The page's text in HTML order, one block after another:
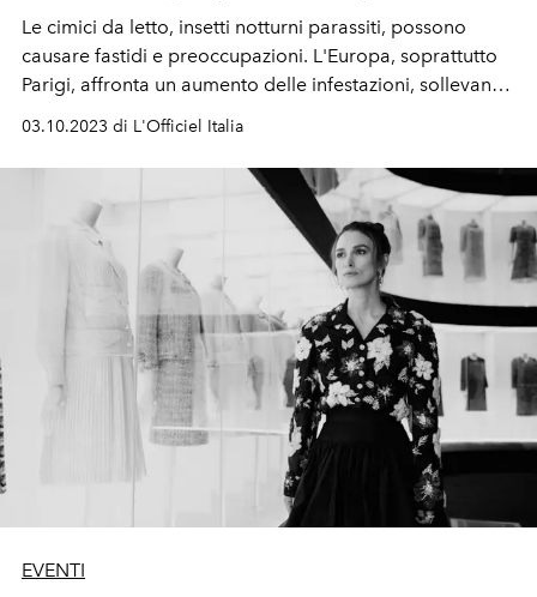
Le cimici da letto, insetti notturni parassiti, possono
causare fastidi e preoccupazioni. L'Europa, soprattutto
Parigi, affronta un aumento delle infestazioni, sollevando
03.10.2023 di L'Officiel Italia
EVENTI